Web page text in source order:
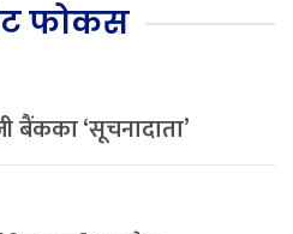
फोकस
बैंकका ‘सूचनादाता’